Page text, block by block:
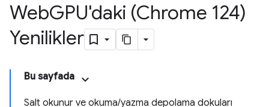
WebGPU'daki (Chrome 124)
Yenilikler
Bu sayfada
Salt okunur ve okuma/yazma depolama dokuları